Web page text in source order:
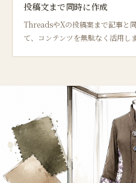
投稿文まで同時に作成
ThreadsやXの投稿案まで記事と
て、コンテンツを無駄なく活用しま